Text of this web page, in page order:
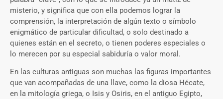
misterio, y significa que con ella podemos lograr la
comprensión, la interpretación de algún texto o símbolo
enigmático de particular dificultad, o solo destinado a
quienes están en el secreto, o tienen poderes especiales o
lo merecen por su especial sabiduría o valor moral.
En las culturas antiguas son muchas las figuras importantes
que van acompañadas de una llave, como la diosa Hécate,
en la mitología griega, o Isis y Osiris, en el antiguo Egipto,